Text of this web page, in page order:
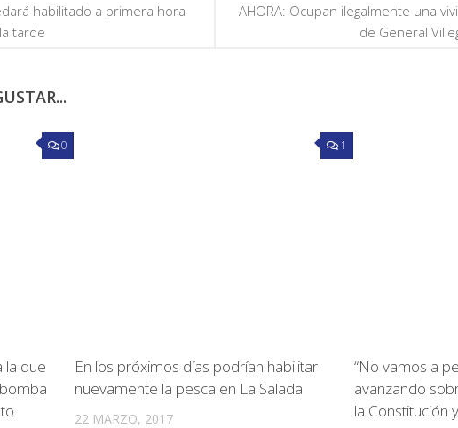
AHORA: Ocupan ilegalmente una
de General
habilitado a primera hora
tarde
0
la que
1
En los próximos días podrían habilitar
nuevamente la pesca en La Salada
22 MARZO, 2017
“No vamos a
avanzando
la Constitución